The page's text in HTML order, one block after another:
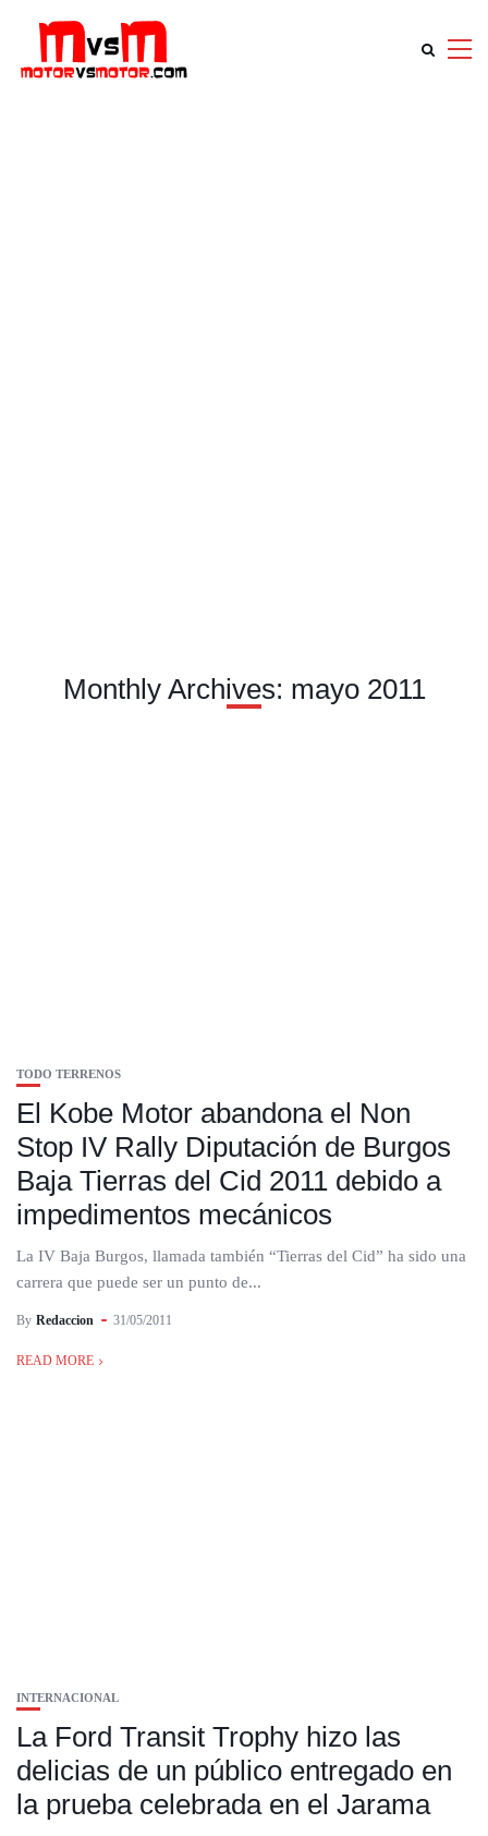
Monthly Archives: mayo 2011
TODO TERRENOS
El Kobe Motor abandona el Non
Stop IV Rally Diputación de Burgos
Baja Tierras del Cid 2011 debido a
impedimentos mecánicos
La IV Baja Burgos, llamada también “Tierras del Cid” ha sido una
carrera que puede ser un punto de...
By Redaccion 31/05/2011
READ MORE
INTERNACIONAL
La Ford Transit Trophy hizo las
delicias de un público entregado en
la prueba celebrada en el Jarama